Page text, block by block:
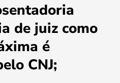
de juiz como
é
CNJ;